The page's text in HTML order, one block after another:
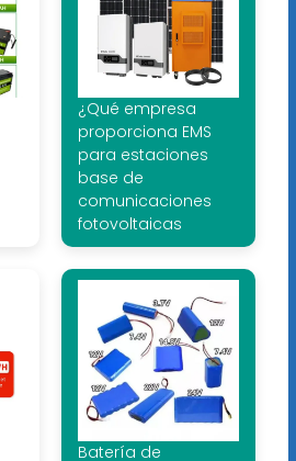
¿Qué empresa
proporciona EMS
para estaciones
base de
comunicaciones
fotovoltaicas
Batería de